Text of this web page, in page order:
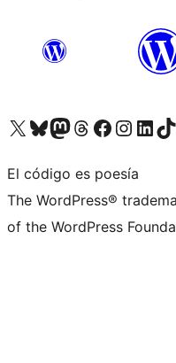
Visita nuestra cuenta de X (anteriormente Twitter)
Visita nuestra cuenta de Bluesky
Visita nuestra cuenta de Mastodon
Visita nuestra cuenta de Threads
Visita nuestra página de
Visita nuestraVisita nuestra
Visita
El código es poesía
The WordPress®
of the WordPress